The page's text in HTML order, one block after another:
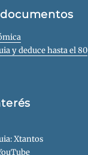
y deduce hasta el 80
Xtantos